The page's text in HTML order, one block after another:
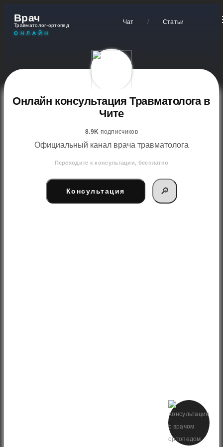
Врач
Травматолог-ортопед
ОНЛАЙН
Чат / Статьи
Онлайн консультация Травматолога в
Чите
8.9K подписчиков
Официальный канал врача травматолога
Переходите к консультации, бесплатно
Консультация 🔎